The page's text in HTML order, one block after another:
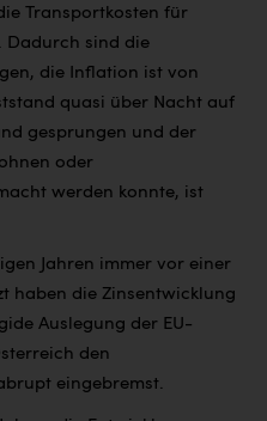
Transportkosten für
Dadurch sind die
die Inflation ist von
quasi über Nacht auf
gesprungen und der
oder
werden konnte, ist
Jahren immer vor einer
haben die Zinsentwicklung
Auslegung der EU-
den
eingebremst.